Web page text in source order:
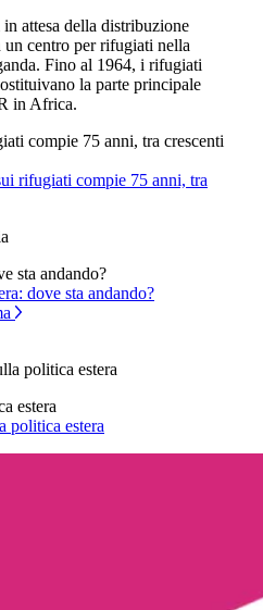
compie 75 anni, tra crescenti
rifugiati compie 75 anni, tra
sta andando?
dove sta andando?
estera
politica estera